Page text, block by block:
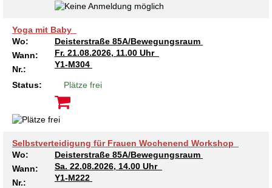
Yoga mit Baby
Wo:
Deisterstraße 85A/Bewegungsraum
Wann:
Fr. 21.08.2026, 11.00 Uhr
Nr.:
Y1-M304
Status: Plätze frei
Selbstverteidigung für Frauen Wochenend Workshop
Wo:
Deisterstraße 85A/Bewegungsraum
Wann:
Sa. 22.08.2026, 14.00 Uhr
Nr.:
Y1-M222